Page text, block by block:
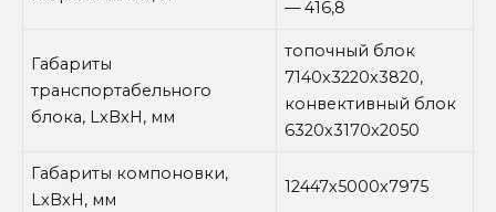
— 416,8
Габариты
транспортабельного
блока, LxBxH, мм
топочный блок
7140х3220х3820,
конвективный блок
6320х3170х2050
Габариты компоновки,
LxBxH, мм
12447х5000х7975